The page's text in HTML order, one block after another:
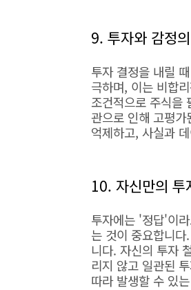
9. 투자와 감정
투자 결정을 내릴
극하며, 이는 비합
조건적으로 주식을
관으로 인해 고평
억제하고, 사실과
10. 자신만의 투
투자에는 '정답'이
는 것이 중요합니
니다. 자신의 투자
리지 않고 일관된
따라 발생할 수 있